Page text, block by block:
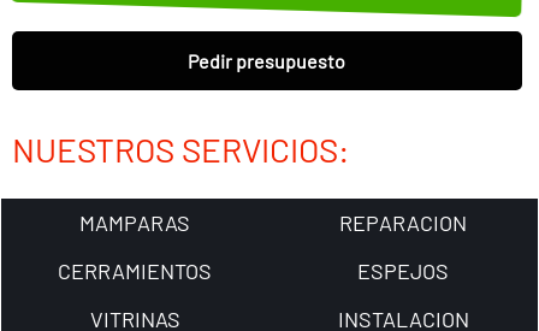
Pedir presupuesto
NUESTROS SERVICIOS:
MAMPARAS
REPARACION
CERRAMIENTOS
ESPEJOS
VITRINAS
INSTALACION